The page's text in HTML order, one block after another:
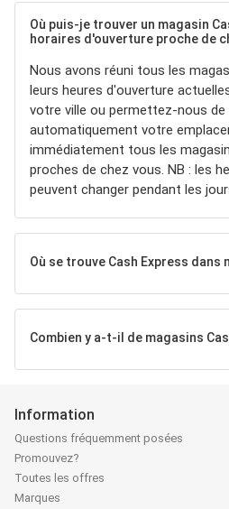
Où puis-je trouver un magasin
horaires d'ouverture proche de
Nous avons réuni tous les
leurs heures d'ouverture
votre ville ou permettez-nous
automatiquement votre
immédiatement tous les
proches de chez vous. NB : les
peuvent changer pendant les
Où se trouve Cash Express dans
Combien y a-t-il de magasins
Information
Questions fréquemment posées
Promouvez?
Toutes les offres
Marques